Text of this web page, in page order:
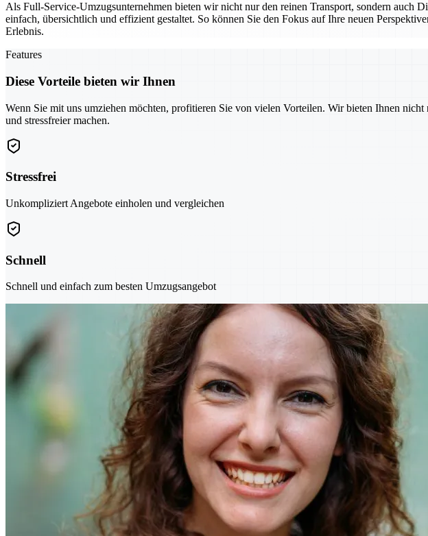
Als Full-Service-Umzugsunternehmen bieten wir nicht nur den reinen Transport, sondern auch
einfach, übersichtlich und effizient gestaltet. So können Sie den Fokus auf Ihre neuen
Erlebnis.
Features
Diese Vorteile bieten wir Ihnen
Wenn Sie mit uns umziehen möchten, profitieren Sie von vielen Vorteilen. Wir bieten Ihnen
und stressfreier machen.
Stressfrei
Unkompliziert Angebote einholen und vergleichen
Schnell
Schnell und einfach zum besten Umzugsangebot